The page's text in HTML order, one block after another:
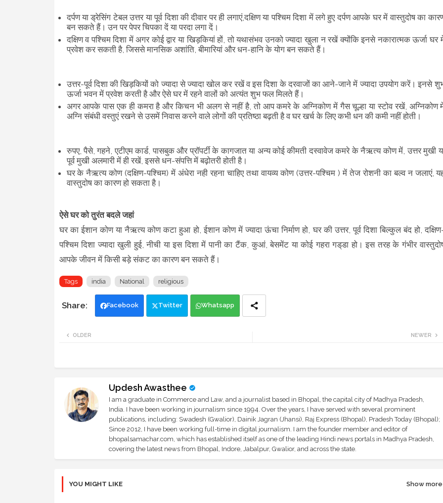
दर्पण या ड्रेसिंग टेबल उत्तर या पूर्व दिशा की दीवार पर ही लगाएं,दक्षिण या पश्चिम दिशा में लगे हुए दर्पण आपके घर में वास्तुदोष का
बन सकते हैं। उन पर पेपर चिपका दें या परदा लगा दें।
दक्षिण व पश्चिम दिशा में अगर कोई द्वार या खिड़कियां हों, तो यथासंभव उनको ज्यादा खुला न रखें क्योंकि इनसे नकारात्मक ऊर्जा घर
प्रवेश कर सकती है, जिससे मानसिक अशांति, बीमारियां और धन-हानि के योग बन सकते हैं।
उत्तर-पूर्व दिशा की खिड़कियों को ज्यादा से ज्यादा खोल कर रखें व इस दिशा के दरवाजों का आने-जाने में ज्यादा उपयोग करें। इनसे
ऊर्जा भवन में प्रवेश करती है और ऐसे घर में रहने वालों को अत्यंत शुभ फल मिलते हैं।
अगर आपके पास एक ही कमरा है और किचन भी अलग से नहीं है, तो आप कमरे के अग्निकोण में गैस चूल्हा या स्टोव रखें, अग्निकोण
अग्नि संबंधी वस्तुएं रखने से उसमें निवास करने वाले लोगों की प्रतिष्ठा बढ़ती है व घर खर्च के लिए कभी धन की कमी नहीं होती।
रुपए, पैसे, गहने, एटीएम कार्ड, पासबुक और प्रॉपर्टी के कागजात या अन्य कोई कीमती दस्वावेज कमरे के नैऋत्य कोण में, उत्तर मुखी
पूर्व मुखी अलमारी में ही रखें, इससे धन-संपत्ति में बढ़ाेतरी होती है।
घर के नैऋत्य कोण (दक्षिण-पश्चिम) में अंधेरा नही रहना चाहिए तथा वायव्य कोण (उत्तर-पश्चिम ) में तेज रोशनी का बल्व न जलाएं,
वास्तुदोष का कारण हो सकता है।
ऐसे घर को तुरंत बदले जहां
घर का ईशान कोण या नैऋत्य कोण कटा हुआ हो, ईशान कोण में ज्यादा ऊंचा निर्माण हो, घर की उत्तर, पूर्व दिशा बिल्कुल बंद हो,
पश्चिम दिशा ज्यादा खुली हुई, नीची या इस दिशा में पानी का टैंक, कुआं, बेसमेंट या कोई गहरा गड्‌डा हो। इस तरह के गंभीर
आपके जीवन में किसी बड़े संकट का कारण बन सकते हैं।
Tags india National religious
Facebook Twitter Whatsapp
NEWER
OLDER
Updesh Awasthee
I am a graduate in Commerce and Law, and a journalist based in Bhopal, the capital city of Madhya Pradesh,
India. I have been working in journalism since 1994. Over the years, I have served with several prominent
publications, including: Swadesh (Gwalior), Dainik Jagran (Jhansi), Raj Express (Bhopal), Pradesh Today (Bhopal);
Since 2012, I have been working full-time in digital journalism. I am the founder member and editor of
bhopalsamachar.com, which has established itself as one of the leading Hindi news portals in Madhya Pradesh,
covering the latest news from Bhopal, Indore, Jabalpur, Gwalior, and across the state.
YOU MIGHT LIKE Show more